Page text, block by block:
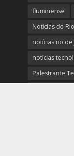
fluminense
Noticias do
notícias rio
notícias
Palestrante